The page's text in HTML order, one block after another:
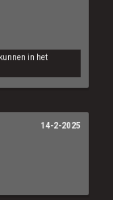
in het
14-2-2025